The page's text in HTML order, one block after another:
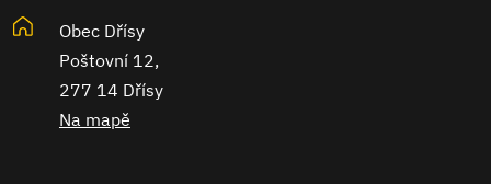
Obec Dřísy
Poštovní 12,
277 14 Dřísy
Na mapě